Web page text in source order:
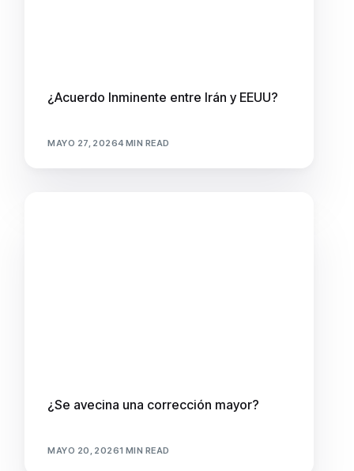
¿Acuerdo Inminente entre Irán y EEUU?
MAYO 27, 20264 MIN READ
¿Se avecina una corrección mayor?
MAYO 20, 20261 MIN READ